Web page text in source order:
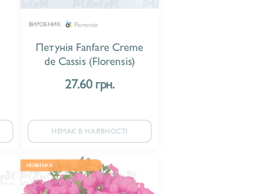
ВИРОБНИК: Florensis
Петунія Fanfare Creme
de Cassis (Florensis)
27.60 грн.
НЕМАЄ В НАЯВНОСТІ
НОВИНКА